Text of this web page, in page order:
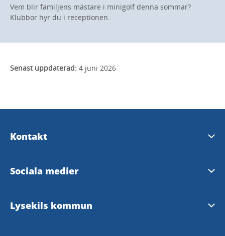
Vem blir familjens mästare i minigolf denna sommar?
Klubbor hyr du i receptionen.
Senast uppdaterad: 4 juni 2026
Kontakt
Upplev Lysekil
Sociala medier
Upplev Lysekil på Facebook
Lysekils kommun